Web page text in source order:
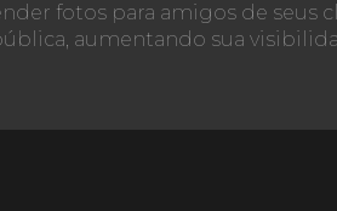
fotos para amigos de seus
aumentando sua